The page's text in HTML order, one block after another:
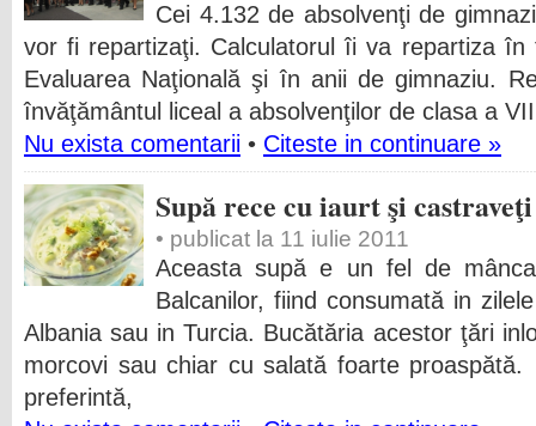
Cei 4.132 de absolvenţi de
vor fi repartizaţi. Calculatorul îi va repartiza în
Evaluarea Naţională şi în anii de gimnaziu.
învăţământul liceal a absolvenţilor de clasa a
Nu exista comentarii • Citeste in continuare »
Supă rece cu iaurt şi castraveţi
• publicat la 11 iulie 2011
Aceasta supă e un fel de
Balcanilor, fiind consumată in
Albania sau in Turcia. Bucătăria acestor ţări
morcovi sau chiar cu salată foarte
preferintă,